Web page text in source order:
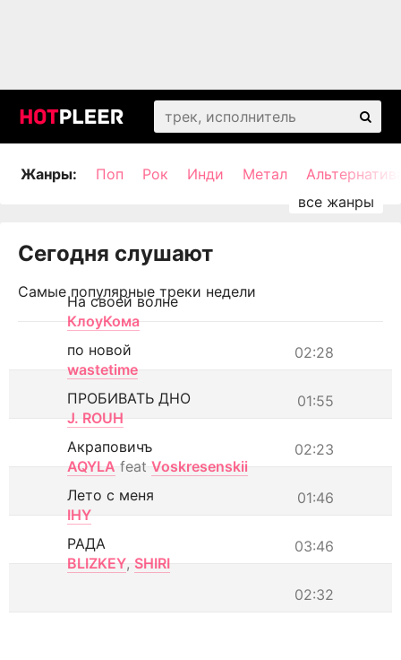
Жанры: Поп Рок Инди Метал
Сегодня слушают
Самые популярные треки недели
На своей волне
КлоуКома
02:28
по новой
wastetime
01:55
ПРОБИВАТЬ ДНО
J. ROUH
02:23
Акраповичъ
AQYLA feat Voskresenskii
01:46
Лето с меня
IHY
03:46
РАДА
BLIZKEY, SHIRI
02:32